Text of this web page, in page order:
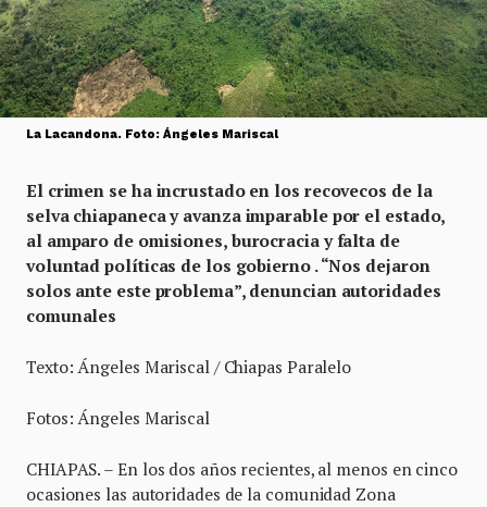
La Lacandona. Foto: Ángeles Mariscal
El crimen se ha incrustado en los recovecos de la
selva chiapaneca y avanza imparable por el estado,
al amparo de omisiones, burocracia y falta de
voluntad políticas de los gobierno . “Nos dejaron
solos ante este problema”, denuncian autoridades
comunales
Texto: Ángeles Mariscal / Chiapas Paralelo
Fotos: Ángeles Mariscal
CHIAPAS. – En los dos años recientes, al menos en cinco
ocasiones las autoridades de la comunidad Zona